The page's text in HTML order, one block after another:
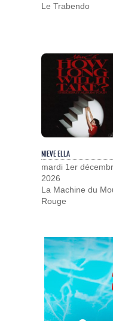
Le Trabendo
NIEVE ELLA
mardi 1er
2026
La Machine du
Rouge